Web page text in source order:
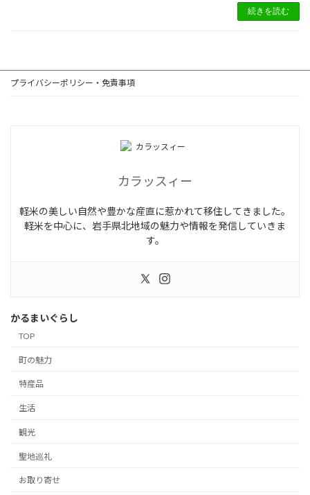
続きを読む
プライバシーポリシー・免責事項
カラッスィー
軽米の美しい自然や豊かな産直に惹かれて移住してきました。
軽米を中心に、岩手県北地域の魅力や情報を発信していきま
す。
かるまいぐらし
TOP
町の魅力
特産品
生活
観光
聖地巡礼
お取り寄せ